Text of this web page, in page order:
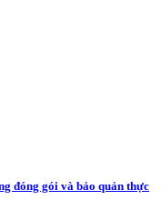
đóng gói và bảo quản thực